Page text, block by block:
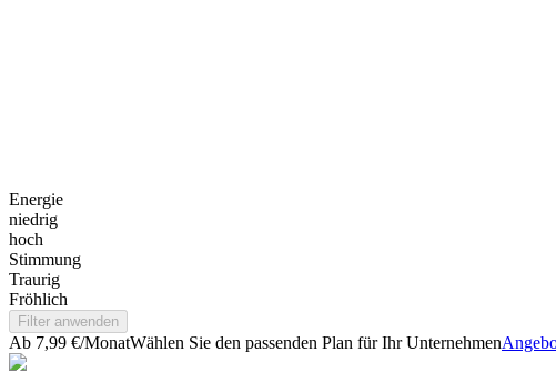
Energie
niedrig
hoch
Stimmung
Traurig
Fröhlich
Filter anwenden
Ab 7,99 €/MonatWählen Sie den passenden Plan für Ihr Unternehmen